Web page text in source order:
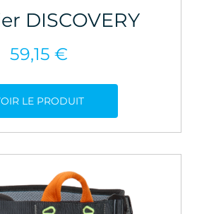
DISCOVERY
59,15 €
LE PRODUIT